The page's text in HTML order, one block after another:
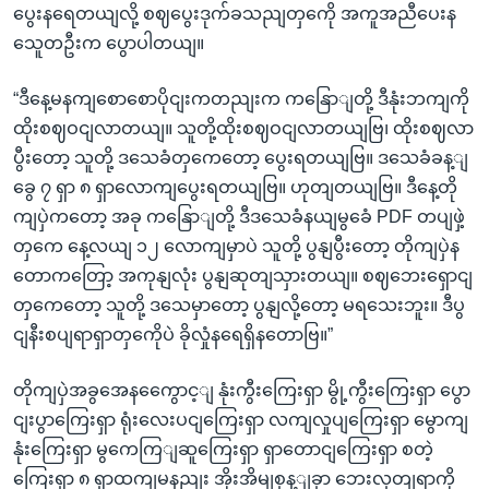
ပွေးနရေတယျလို့ စဈပွေးဒုက်ခသညျတှကေို အကူအညီပေးန
သေူတဦးက ပွောပါတယျ။
“ဒီနေ့မနကျစောစောပိုငျးကတညျးက ကနြောျတို့ ဒီနုံးဘကျကို
ထိုးစဈဝငျလာတယျ။ သူတို့ထိုးစဈဝငျလာတယျဗြ၊ ထိုးစဈလာ
ပွီးတော့ သူတို့ ဒသေခံတှကေတော့ ပွေးရတယျဗြ။ ဒသေခံခန့ျ
ခွေ ၇ ရှာ ၈ ရှာလောကျပွေးရတယျဗြ။ ဟုတျတယျဗြ။ ဒီနေ့တို
ကျပှဲကတော့ အခု ကနြောျတို့ ဒီဒသေခံနယျမွခေံ PDF တပျဖှဲ့
တှကေ နေ့လယျ ၁၂ လောကျမှာပဲ သူတို့ ပွနျပွီးတော့ တိုကျပှဲန
တောကတြော့ အကုနျလုံး ပွနျဆုတျသှားတယျ။ စဈဘေးရှောငျ
တှကေတော့ သူတို့ ဒသေမှာတော့ ပွနျလို့တော့ မရသေးဘူး။ ဒီပွ
ငျနီးစပျရာရှာတှကေိုပဲ ခိုလှုံနရေရှိနတောဗြ။”
တိုကျပှဲအခွအေနကွေောင့ျ နုံးကွီးကြေးရှာ မွို့ကွီးကြေးရှာ ပွော
ငျးပွာကြေးရှာ ရုံးလေးပငျကြေးရှာ လကျလှုပျကြေးရှာ မွောကျ
နုံးကြေးရှာ မွကေကြျဆူကြေးရှာ ရှာတောငျကြေးရှာ စတဲ့
ကြေးရှာ ၈ ရှာထကျမနညျး အိုးအိမျစှန့ျခှာ ဘေးလှတျရာကို